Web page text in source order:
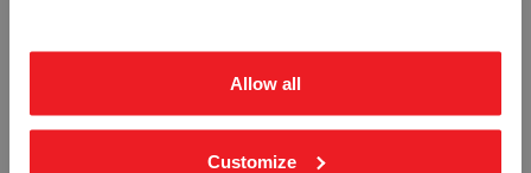
Allow all
Customize
HUSNUMMER 3 - 50CM SORT SKILT
HUSNUMMER 5 - ALUMINIUM
REFLEKS SKILT